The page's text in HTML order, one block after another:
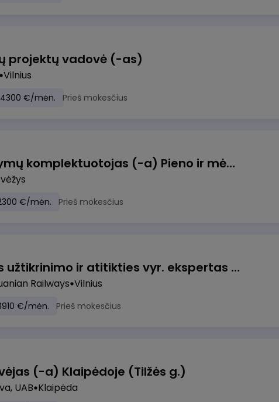
projektų vadovė (-as)
Vilnius
€/mėn. Prieš mokesčius
Užsakymų komplektuotojas (-a) Pieno ir mėsos sandėlyje
€/mėn. Prieš mokesčius
Veiklos užtikrinimo ir atitikties vyr. ekspertas (-ė) (Vilnius, LT)
Railways Vilnius
€/mėn. Prieš mokesčius
(-a) Klaipėdoje (Tilžės g.)
UAB Klaipėda